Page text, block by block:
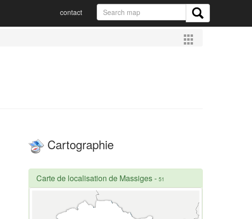
contact
Cartographie
Carte de localisation de Massiges- 51